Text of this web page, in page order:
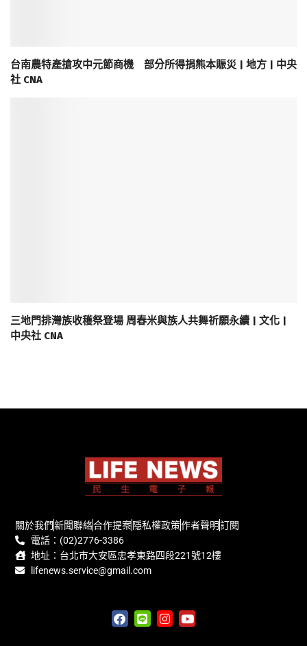
台南農特產搶攻中元節商機 部分所得捐熊本賑災 | 地方 | 中央
社 CNA
三地門排灣族收穫祭登場 周春米與族人共舞祈願永續 | 文化 |
中央社 CNA
關於我們新聞聯絡合作提案隱私權政策作者聲明訂閱
電話：(02)2776-3386
地址：台北市大安區忠孝東路四段221號12樓
lifenews.service@gmail.com